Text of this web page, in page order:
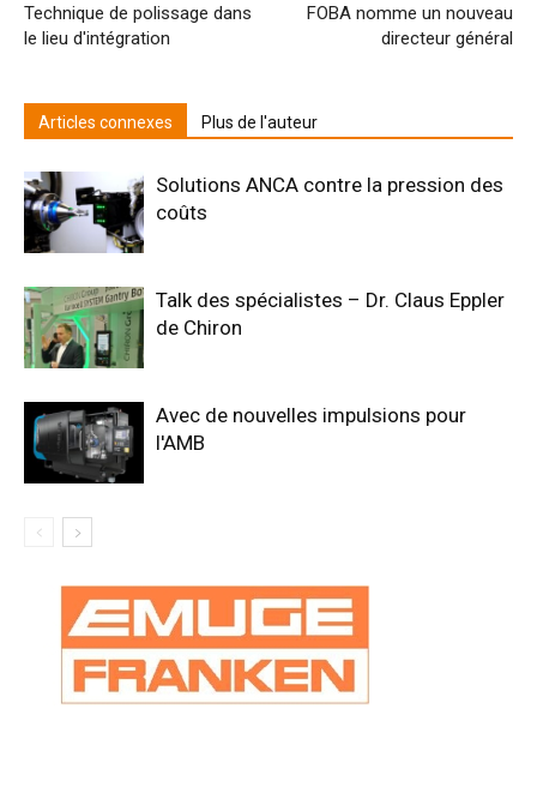
Technique de polissage dans
le lieu d'intégration
FOBA nomme un nouveau
directeur général
Articles connexes Plus de l'auteur
Solutions ANCA contre la pression des
coûts
Talk des spécialistes – Dr. Claus Eppler
de Chiron
Avec de nouvelles impulsions pour
l'AMB